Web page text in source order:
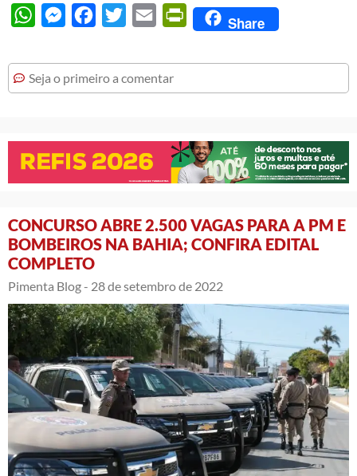
WhatsAppMessengerFacebook
Twitter Email PrintFriendly
Share
Seja o primeiro a comentar
CONCURSO ABRE 2.500 VAGAS PARA A PM E
BOMBEIROS NA BAHIA; CONFIRA EDITAL
COMPLETO
Pimenta Blog - 28 de setembro de 2022